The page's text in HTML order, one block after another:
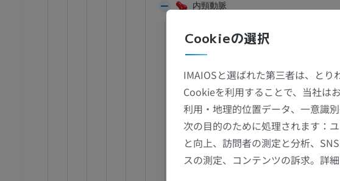
内頸動脈
頸部
海綿部；海綿静脈洞部
大脳部
眼動脈
上下垂体動脈
後交通動脈
足根MRI
上肢
肩関
MRI
プレ
手
MRI
Cookieの選択
IMAIOSと選ばれた第三者は、とり
Cookieを利用することで、当社は
利用・地理的位置データ、一意識
次の目的のために処理されます：
と向上、訪問者の測定と分析、
スの測定、コンテンツの訴求。詳